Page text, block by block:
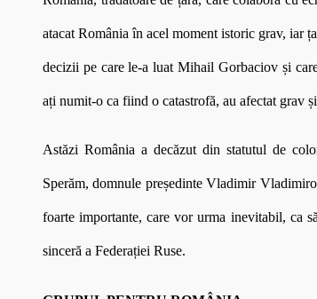
atacat România în acel moment istoric grav, iar
decizii pe care le-a luat Mihail Gorbaciov și
ați numit-o ca fiind o catastrofă, au afectat grav
Astăzi România a decăzut din statutul de
Sperăm, domnule președinte Vladimir
foarte importante, care vor urma inevitabil, ca
sinceră a Federației Ruse.